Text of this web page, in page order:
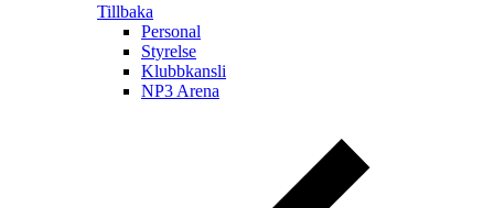
Tillbaka
Personal
Styrelse
Klubbkansli
NP3 Arena